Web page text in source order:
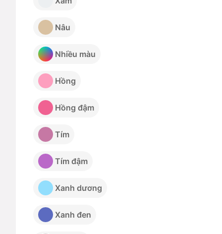
Nâu
Nhiều màu
Hồng
Hồng đậm
Tím
Tím đậm
Xanh dương
Xanh đen